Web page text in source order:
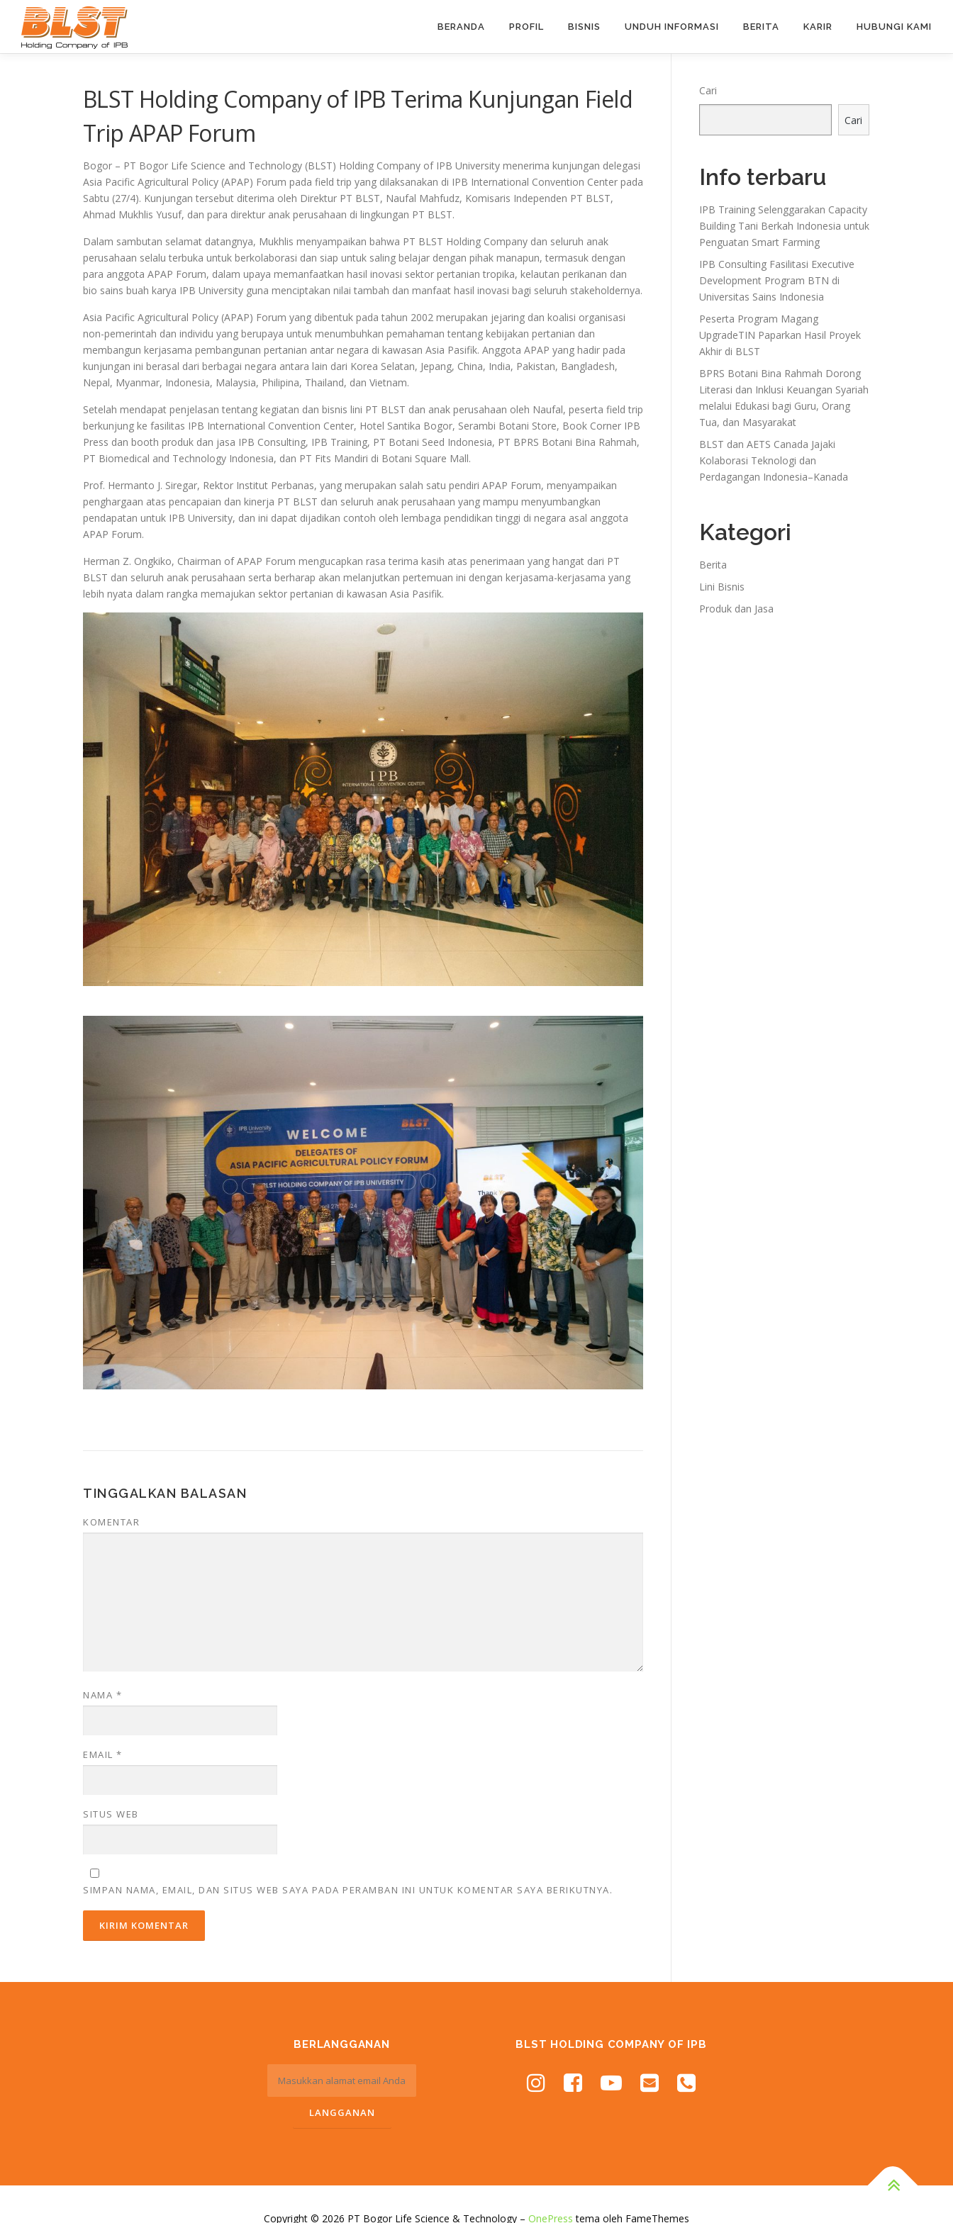
Lompat
konten
BERANDA PROFIL BISNIS UNDUH INFORMASI BERITA KARIR HUBUNGI KAMI
BLST Holding Company of IPB Terima Kunjungan Field
Trip APAP Forum
Bogor – PT Bogor Life Science and Technology (BLST) Holding Company of IPB University menerima kunjungan delegasi
Asia Pacific Agricultural Policy (APAP) Forum pada field trip yang dilaksanakan di IPB International Convention Center pada
Sabtu (27/4). Kunjungan tersebut diterima oleh Direktur PT BLST, Naufal Mahfudz, Komisaris Independen PT BLST,
Ahmad Mukhlis Yusuf, dan para direktur anak perusahaan di lingkungan PT BLST.
Dalam sambutan selamat datangnya, Mukhlis menyampaikan bahwa PT BLST Holding Company dan seluruh anak
perusahaan selalu terbuka untuk berkolaborasi dan siap untuk saling belajar dengan pihak manapun, termasuk dengan
para anggota APAP Forum, dalam upaya memanfaatkan hasil inovasi sektor pertanian tropika, kelautan perikanan dan
bio sains buah karya IPB University guna menciptakan nilai tambah dan manfaat hasil inovasi bagi seluruh stakeholdernya.
Asia Pacific Agricultural Policy (APAP) Forum yang dibentuk pada tahun 2002 merupakan jejaring dan koalisi organisasi
non-pemerintah dan individu yang berupaya untuk menumbuhkan pemahaman tentang kebijakan pertanian dan
membangun kerjasama pembangunan pertanian antar negara di kawasan Asia Pasifik. Anggota APAP yang hadir pada
kunjungan ini berasal dari berbagai negara antara lain dari Korea Selatan, Jepang, China, India, Pakistan, Bangladesh,
Nepal, Myanmar, Indonesia, Malaysia, Philipina, Thailand, dan Vietnam.
Setelah mendapat penjelasan tentang kegiatan dan bisnis lini PT BLST dan anak perusahaan oleh Naufal, peserta field trip
berkunjung ke fasilitas IPB International Convention Center, Hotel Santika Bogor, Serambi Botani Store, Book Corner IPB
Press dan booth produk dan jasa IPB Consulting, IPB Training, PT Botani Seed Indonesia, PT BPRS Botani Bina Rahmah,
PT Biomedical and Technology Indonesia, dan PT Fits Mandiri di Botani Square Mall.
Prof. Hermanto J. Siregar, Rektor Institut Perbanas, yang merupakan salah satu pendiri APAP Forum, menyampaikan
penghargaan atas pencapaian dan kinerja PT BLST dan seluruh anak perusahaan yang mampu menyumbangkan
pendapatan untuk IPB University, dan ini dapat dijadikan contoh oleh lembaga pendidikan tinggi di negara asal anggota
APAP Forum.
Herman Z. Ongkiko, Chairman of APAP Forum mengucapkan rasa terima kasih atas penerimaan yang hangat dari PT
BLST dan seluruh anak perusahaan serta berharap akan melanjutkan pertemuan ini dengan kerjasama-kerjasama yang
lebih nyata dalam rangka memajukan sektor pertanian di kawasan Asia Pasifik.
TINGGALKAN BALASAN
KOMENTAR
NAMA *
EMAIL *
SITUS WEB
SIMPAN NAMA, EMAIL, DAN SITUS WEB SAYA PADA PERAMBAN INI UNTUK KOMENTAR SAYA BERIKUTNYA.
Cari
Cari
Info terbaru
IPB Training Selenggarakan Capacity
Building Tani Berkah Indonesia untuk
Penguatan Smart Farming
IPB Consulting Fasilitasi Executive
Development Program BTN di
Universitas Sains Indonesia
Peserta Program Magang
UpgradeTIN Paparkan Hasil Proyek
Akhir di BLST
BPRS Botani Bina Rahmah Dorong
Literasi dan Inklusi Keuangan Syariah
melalui Edukasi bagi Guru, Orang
Tua, dan Masyarakat
BLST dan AETS Canada Jajaki
Kolaborasi Teknologi dan
Perdagangan Indonesia–Kanada
Kategori
Berita
Lini Bisnis
Produk dan Jasa
BERLANGGANAN BLST HOLDING COMPANY OF IPB
Copyright © 2026 PT Bogor Life Science & Technology – OnePress tema oleh FameThemes